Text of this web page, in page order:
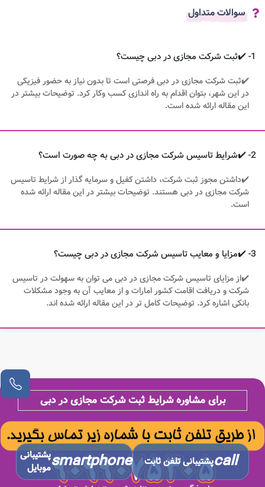
سوالات متداول
1- ✔️ثبت شرکت مجازی در دبی چیست؟
✔️ثبت شرکت مجازی در دبی فرصتی است تا بدون نیاز به حضور فیزیکی
در این شهر، بتوان اقدام به راه اندازی کسب وکار کرد. توضیحات بیشتر در
این مقاله ارائه شده است.
2- ✔️شرایط تاسیس شرکت مجازی در دبی به چه صورت است؟
✔️داشتن مجوز ثبت شرکت، داشتن کفیل و سرمایه گذار از شرایط تاسیس
شرکت مجازی در دبی هستند. توضیحات بیشتر در این مقاله ارائه شده
است.
3- ✔️مزایا و معایب تاسیس شرکت مجازی در دبی چیست؟
✔️از مزایای تاسیس شرکت مجازی در دبی می توان به سهولت در تاسیس
شرکت و دریافت اقامت کشور امارات و از معایب آن به وجود مشکلات
بانکی اشاره کرد. توضیحات کامل تر در این مقاله ارائه شده اند.
برای مشاوره شرایط ثبت شرکت مجازی در دبی
callپشتیبانی تلفن ثابت smartphoneپشتیبانی
موبایل